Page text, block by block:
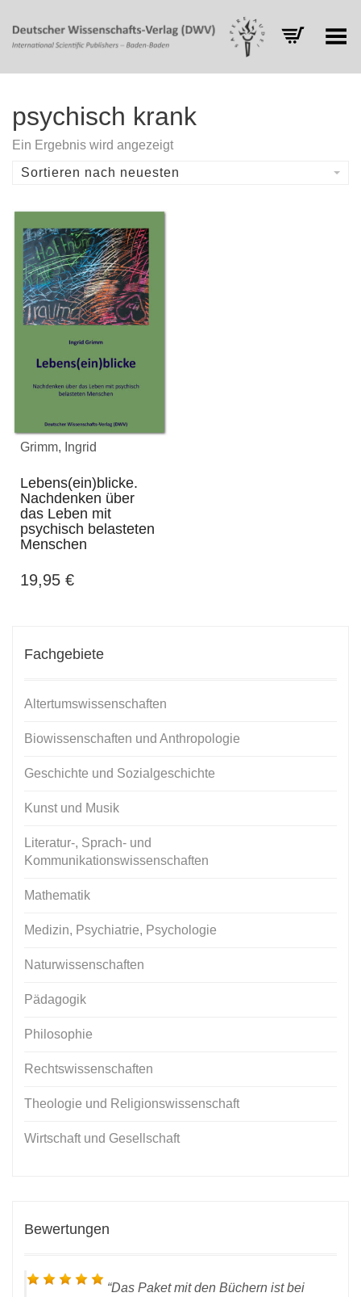
Toggle Menu
psychisch krank
Ein Ergebnis wird angezeigt
Sortieren nach neuesten
Grimm, Ingrid
Lebens(ein)blicke.
Nachdenken über
das Leben mit
psychisch belasteten
Menschen
19,95 €
Fachgebiete
Altertumswissenschaften
Biowissenschaften und Anthropologie
Geschichte und Sozialgeschichte
Kunst und Musik
Literatur-, Sprach- und
Kommunikationswissenschaften
Mathematik
Medizin, Psychiatrie, Psychologie
Naturwissenschaften
Pädagogik
Philosophie
Rechtswissenschaften
Theologie und Religionswissenschaft
Wirtschaft und Gesellschaft
Bewertungen
Das Paket mit den Büchern ist bei